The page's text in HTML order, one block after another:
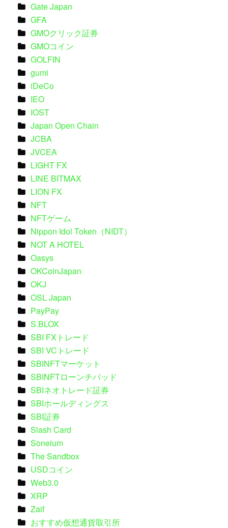
Gate Japan
GFA
GMOクリック証券
GMOコイン
GOLFIN
gumi
iDeCo
IEO
IOST
Japan Open Chain
JCBA
JVCEA
LIGHT FX
LINE BITMAX
LION FX
NFT
NFTゲーム
Nippon Idol Token（NIDT）
NOT A HOTEL
Oasys
OKCoinJapan
OKJ
OSL Japan
PayPay
S.BLOX
SBI FXトレード
SBI VCトレード
SBINFTマーケット
SBINFTローンチパッド
SBIネオトレード証券
SBIホールディングス
SBI証券
Slash Card
Soneium
The Sandbox
USDコイン
Web3.0
XRP
Zaif
おすすめ仮想通貨取引所